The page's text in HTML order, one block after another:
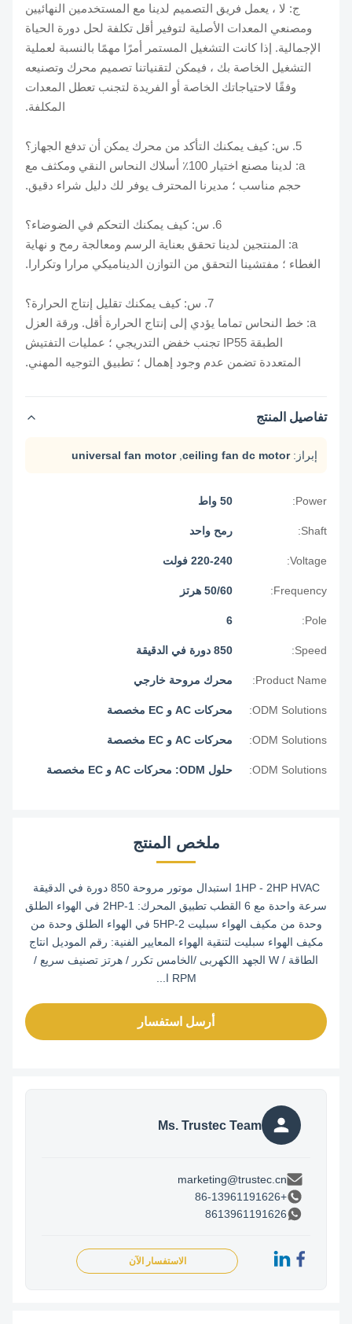
ج: لا ، يعمل فريق التصميم لدينا مع المستخدمين النهائيين
ومصنعي المعدات الأصلية لتوفير أقل تكلفة لحل دورة الحياة
الإجمالية. إذا كانت التشغيل المستمر أمرًا مهمًا بالنسبة لعملية
التشغيل الخاصة بك ، فيمكن لتقنياتنا تصميم محرك وتصنيعه
وفقًا لاحتياجاتك الخاصة أو الفريدة لتجنب تعطل المعدات
المكلفة.
a: لدينا مصنع اختيار 100٪ أسلاك النحاس النقي ومكثف مع
حجم مناسب ؛ مديرنا المحترف يوفر لك دليل شراء دقيق.
a: المنتجين لدينا تحقق بعناية الرسم ومعالجة رمح و نهاية
الغطاء ؛ مفتشينا التحقق من التوازن الديناميكي مرارا وتكرارا.
a: خط النحاس تماما يؤدي إلى إنتاج الحرارة أقل. ورقة العزل
الطبقة IP55 تجنب خفض التدريجي ؛ عمليات التفتيش
المتعددة تضمن عدم وجود إهمال ؛ تطبيق التوجيه المهني.
تفاصيل المنتج
ceiling fan dc motor
,
universal fan motor
Power:
Shaft: رمح واحد
Voltage: 220-240 فولت
Frequency: 50/60 هرتز
Speed:
Product Name: محرك مروحة خارجي
ODM Solutions: محركات AC و EC مخصصة
ODM Solutions: محركات AC و EC مخصصة
ODM Solutions: حلول ODM: محركات AC و EC مخصصة
ملخص المنتج
1HP - 2HP HVAC استبدال موتور مروحة 850 دورة في الدقيقة
سرعة واحدة مع 6 القطب تطبيق المحرك: 1-2HP في الهواء الطلق
وحدة من مكيف الهواء سبليت 2-5HP في الهواء الطلق وحدة من
مكيف الهواء سبليت لتنقية الهواء المعايير الفنية: رقم الموديل انتاج
الطاقة / W الجهد االكهربى /الخامس تكرر / هرتز تصنيف سريع /
أرسل استفسار
Ms. Trustec Team
marketing@trustec.cn
8613961191626
الاستفسار الآن